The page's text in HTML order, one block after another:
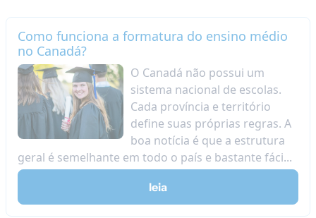
Como funciona a formatura do ensino médio
no Canadá?
O Canadá não possui um
sistema nacional de escolas.
Cada província e território
define suas próprias regras. A
boa notícia é que a estrutura
geral é semelhante em todo o país e bastante fáci...
leia